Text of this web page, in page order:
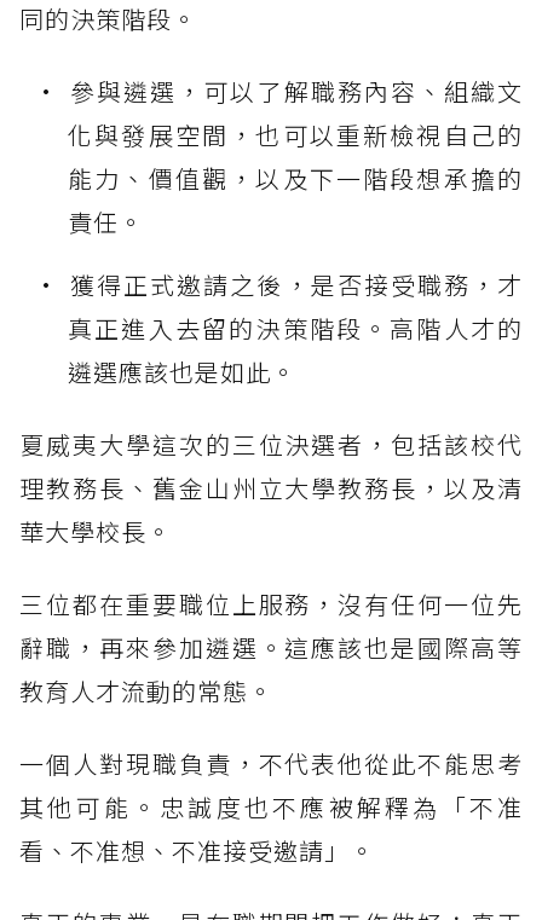
同的決策階段。
參與遴選，可以了解職務內容、組織文
化與發展空間，也可以重新檢視自己的
能力、價值觀，以及下一階段想承擔的
責任。
獲得正式邀請之後，是否接受職務，才
真正進入去留的決策階段。高階人才的
遴選應該也是如此。
夏威夷大學這次的三位決選者，包括該校代
理教務長、舊金山州立大學教務長，以及清
華大學校長。
三位都在重要職位上服務，沒有任何一位先
辭職，再來參加遴選。這應該也是國際高等
教育人才流動的常態。
一個人對現職負責，不代表他從此不能思考
其他可能。忠誠度也不應被解釋為「不准
看、不准想、不准接受邀請」。